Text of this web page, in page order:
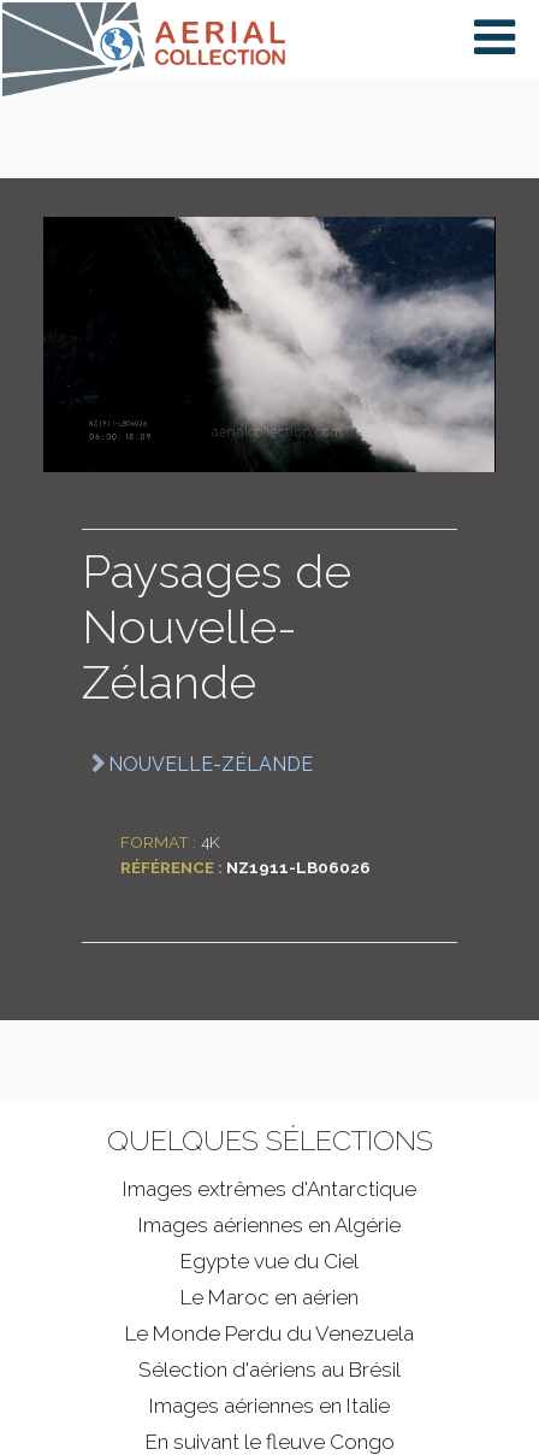
×
PAYS
CARTE
COLLECTIONS
Paysages de
Nouvelle-
Zélande
NOUVELLE-ZÉLANDE
FORMAT : 4K
RÉFÉRENCE : NZ1911-LB06026
QUELQUES SÉLECTIONS
Images extrêmes d'Antarctique
Images aériennes en Algérie
Egypte vue du Ciel
Le Maroc en aérien
Le Monde Perdu du Venezuela
Sélection d'aériens au Brésil
Images aériennes en Italie
En suivant le fleuve Congo